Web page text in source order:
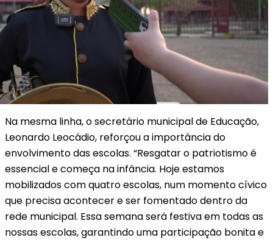
Na mesma linha, o secretário municipal de Educação,
Leonardo Leocádio, reforçou a importância do
envolvimento das escolas. “Resgatar o patriotismo é
essencial e começa na infância. Hoje estamos
mobilizados com quatro escolas, num momento cívico
que precisa acontecer e ser fomentado dentro da
rede municipal. Essa semana será festiva em todas as
nossas escolas, garantindo uma participação bonita e